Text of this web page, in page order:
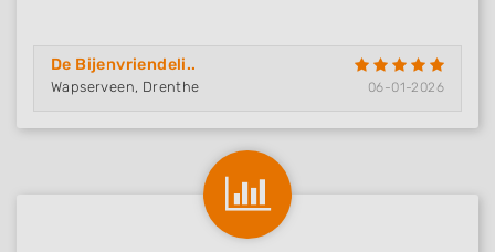
De Bijenvriendeli..
Wapserveen, Drenthe 06-01-2026